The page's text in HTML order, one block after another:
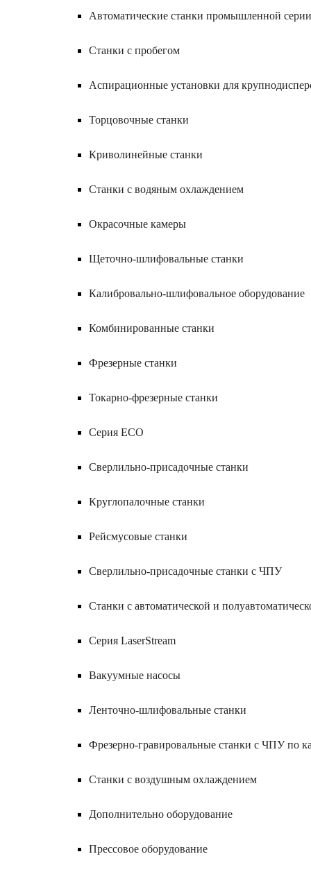
Автоматические станки промышленной серии
Станки с пробегом
Аспирационные установки для
Торцовочные станки
Криволинейные станки
Станки с водяным охлаждением
Окрасочные камеры
Щеточно-шлифовальные станки
Калибровально-шлифовальное оборудование
Комбинированные станки
Фрезерные станки
Токарно-фрезерные станки
Серия ECO
Сверлильно-присадочные станки
Круглопалочные станки
Рейсмусовые станки
Сверлильно-присадочные станки с ЧПУ
Станки с автоматической и
Серия LaserStream
Вакуумные насосы
Ленточно-шлифовальные станки
Фрезерно-гравировальные станки с ЧПУ по
Станки с воздушным охлаждением
Дополнительно оборудование
Прессовое оборудование